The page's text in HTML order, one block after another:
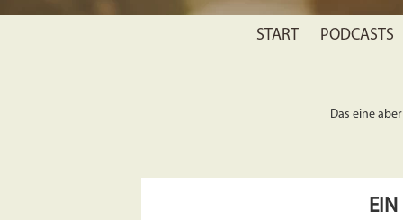
START PODCASTS
Das eine
EIN